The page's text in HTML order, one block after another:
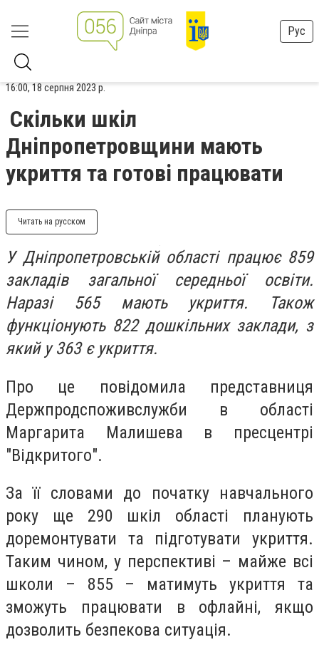
Рус
16:00, 18 серпня 2023 р.
Скільки шкіл
Дніпропетровщини мають
укриття та готові працювати
Читать на русском
У Дніпропетровській області працює 859
закладів загальної середньої освіти.
Наразі 565 мають укриття. Також
функціонують 822 дошкільних заклади, з
який у 363 є укриття.
Про це повідомила представниця
Держпродспоживслужби в області
Маргарита Малишева в пресцентрі
"Відкритого".
За її словами до початку навчального
року ще 290 шкіл області планують
доремонтувати та підготувати укриття.
Таким чином, у перспективі – майже всі
школи – 855 – матимуть укриття та
зможуть працювати в офлайні, якщо
дозволить безпекова ситуація.